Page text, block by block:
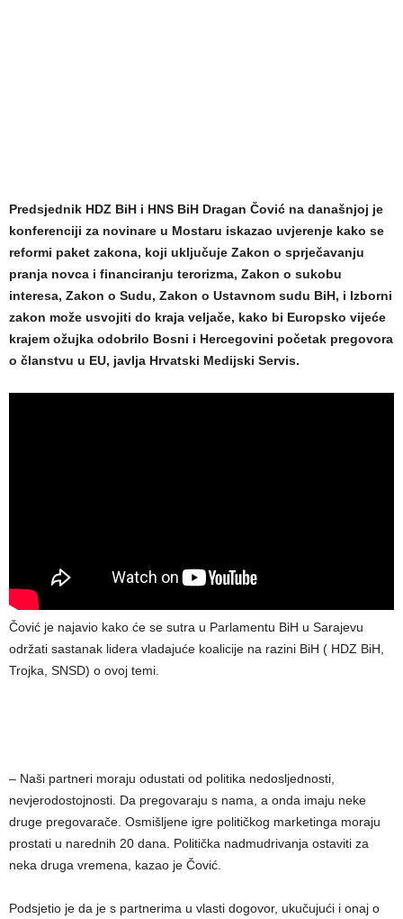
Predsjednik HDZ BiH i HNS BiH Dragan Čović na današnjoj je
konferenciji za novinare u Mostaru iskazao uvjerenje kako se
reformi paket zakona, koji uključuje Zakon o sprječavanju
pranja novca i financiranju terorizma, Zakon o sukobu
interesa, Zakon o Sudu, Zakon o Ustavnom sudu BiH, i Izborni
zakon može usvojiti do kraja veljače, kako bi Europsko vijeće
krajem ožujka odobrilo Bosni i Hercegovini početak pregovora
o članstvu u EU, javlja Hrvatski Medijski Servis.
Čović je najavio kako će se sutra u Parlamentu BiH u Sarajevu
održati sastanak lidera vladajuće koalicije na razini BiH ( HDZ BiH,
Trojka, SNSD) o ovoj temi.
– Naši partneri moraju odustati od politika nedosljednosti,
nevjerodostojnosti. Da pregovaraju s nama, a onda imaju neke
druge pregovarače. Osmišljene igre političkog marketinga moraju
prostati u narednih 20 dana. Politička nadmudrivanja ostaviti za
neka druga vremena, kazao je Čović.
Podsjetio je da je s partnerima u vlasti dogovor, ukučujući i onaj o